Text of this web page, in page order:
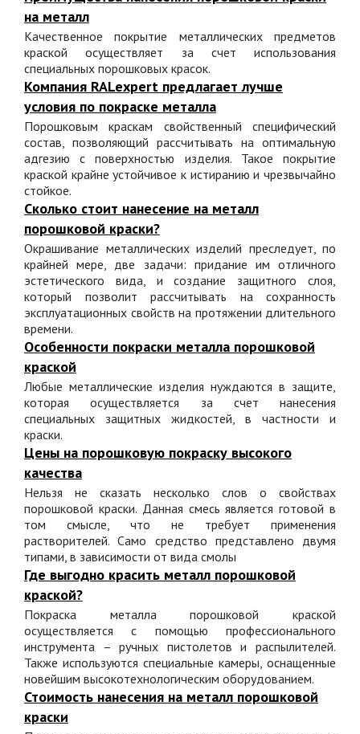
на металл
Качественное покрытие металлических предметов
краской осуществляет за счет использования
специальных порошковых красок.
Компания RALexpert предлагает лучше
условия по покраске металла
Порошковым краскам свойственный специфический
состав, позволяющий рассчитывать на оптимальную
адгезию с поверхностью изделия. Такое покрытие
краской крайне устойчивое к истиранию и чрезвычайно
стойкое.
Сколько стоит нанесение на металл
порошковой краски?
Окрашивание металлических изделий преследует, по
крайней мере, две задачи: придание им отличного
эстетического вида, и создание защитного слоя,
который позволит рассчитывать на сохранность
эксплуатационных свойств на протяжении длительного
времени.
Особенности покраски металла порошковой
краской
Любые металлические изделия нуждаются в защите,
которая осуществляется за счет нанесения
специальных защитных жидкостей, в частности и
краски.
Цены на порошковую покраску высокого
качества
Нельзя не сказать несколько слов о свойствах
порошковой краски. Данная смесь является готовой в
том смысле, что не требует применения
растворителей. Само средство представлено двумя
типами, в зависимости от вида смолы
Где выгодно красить металл порошковой
краской?
Покраска металла порошковой краской
осуществляется с помощью профессионального
инструмента – ручных пистолетов и распылителей.
Также используются специальные камеры, оснащенные
новейшим высокотехнологическим оборудованием.
Стоимость нанесения на металл порошковой
краски